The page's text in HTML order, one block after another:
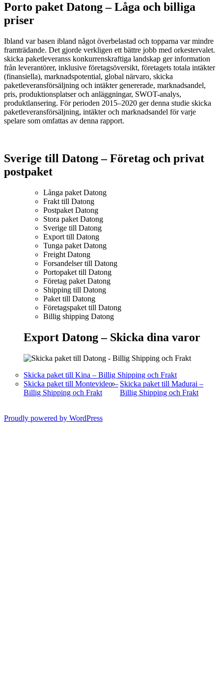
Porto paket Datong – Låga och billiga
priser
Ibland var basen ibland något överbelastad och topparna var mindre
framträdande. Det gjorde verkligen ett bättre jobb med orkestervalet.
skicka paketleveranss konkurrenskraftiga landskap ger information
från leverantörer, inklusive företagsöversikt, företagets totala intäkter
(finansiella), marknadspotential, global närvaro, skicka
paketleveransförsäljning och intäkter genererade, marknadsandel,
pris, produktionsplatser och anläggningar, SWOT-analys,
produktlansering. För perioden 2015–2020 ger denna studie skicka
paketleveransförsäljning, intäkter och marknadsandel för varje
spelare som omfattas av denna rapport.
Sverige till Datong – Företag och privat
postpaket
Långa paket Datong
Frakt till Datong
Postpaket Datong
Stora paket Datong
Sverige till Datong
Export till Datong
Tunga paket Datong
Freight Datong
Forsandelser till Datong
Portopaket till Datong
Företag paket Datong
Shipping till Datong
Paket till Datong
Företagspaket till Datong
Billig shipping Datong
Export Datong – Skicka dina varor
Skicka paket till Kina – Billig Shipping och Frakt
Skicka paket till Montevideo –
Billig Shipping och Frakt
Skicka paket till Madurai –
Billig Shipping och Frakt
Proudly powered by WordPress